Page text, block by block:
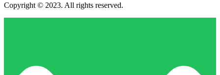
Copyright © 2023. All rights reserved.